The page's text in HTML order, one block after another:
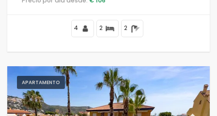
m de la playa del Arenal.
4 2 2
APARTAMENTO